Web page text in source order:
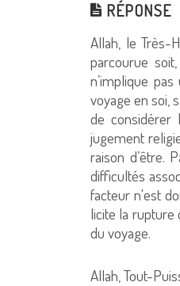
RÉPONSE
Allah, le Très-
parcourue
n’implique
voyage en soi,
de considérer
jugement
raison d’être.
difficultés
facteur n'est
licite la rupture
du voyage.
Allah, Tout-